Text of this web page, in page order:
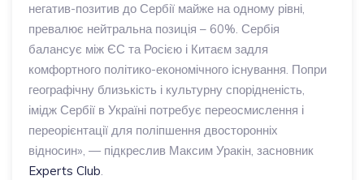
негатив-позитив до Сербії майже на одному рівні,
превалює нейтральна позиція – 60%. Сербія
балансує між ЄС та Росією і Китаєм задля
комфортного політико-економічного існування. Попри
географічну близькість і культурну спорідненість,
імідж Сербії в Україні потребує переосмислення і
переорієнтації для поліпшення двосторонніх
відносин», — підкреслив Максим Уракін, засновник
Experts Club.